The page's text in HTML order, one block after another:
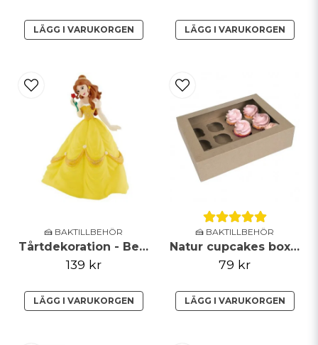
LÄGG I VARUKORGEN LÄGG I VARUKORGEN
🍰 BAKTILLBEHÖR
Tårtdekoration - Belle
139 kr
LÄGG I VARUKORGEN
🍰 BAKTILLBEHÖR
Natur cupcakes boxar - 12st - House of Marie
79 kr
LÄGG I VARUKORGEN